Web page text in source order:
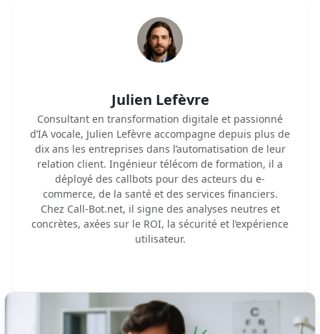
Julien Lefèvre
Consultant en transformation digitale et passionné
d’IA vocale, Julien Lefèvre accompagne depuis plus de
dix ans les entreprises dans l’automatisation de leur
relation client. Ingénieur télécom de formation, il a
déployé des callbots pour des acteurs du e-
commerce, de la santé et des services financiers.
Chez Call-Bot.net, il signe des analyses neutres et
concrètes, axées sur le ROI, la sécurité et l’expérience
utilisateur.